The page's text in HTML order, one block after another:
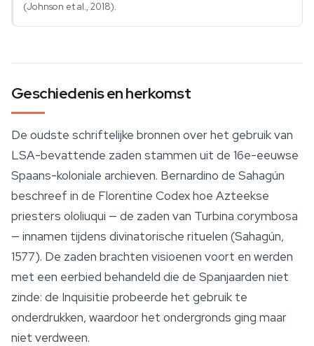
(Johnson et al., 2018).
Geschiedenis en herkomst
De oudste schriftelijke bronnen over het gebruik van
LSA-bevattende zaden stammen uit de 16e-eeuwse
Spaans-koloniale archieven. Bernardino de Sahagún
beschreef in de Florentine Codexhoe Azteekse
priesters ololiuqui — de zaden van Turbina corymbosa
— innamen tijdens divinatorische rituelen (Sahagún,
1577). De zaden brachten visioenen voort en werden
met een eerbied behandeld die de Spanjaarden niet
zinde: de Inquisitie probeerde het gebruik te
onderdrukken, waardoor het ondergronds ging maar
niet verdween.